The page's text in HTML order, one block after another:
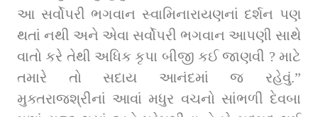
આ સર્વોપરી ભગવાન સ્વામિનારાયણનાં દર્શન પણ
થતાં નથી અને એવા સર્વોપરી ભગવાન આપણી સાથે
વાતો કરે તેથી અધિક કૃપા બીજી કઈ જાણવી ? માટે
તમારે તો સદાય આનંદમાં જ રહેવું.”
મુક્તરાજશ્રીનાં આવાં મધુર વચનો સાંભળી દેવબા